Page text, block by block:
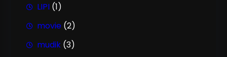
LIPI (1)
movie (2)
mudik (3)